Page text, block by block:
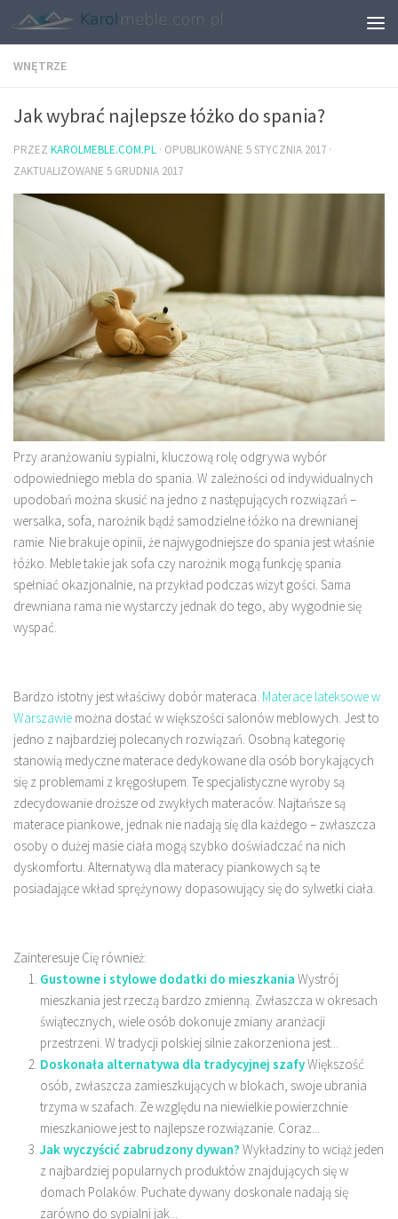
WNĘTRZE
Jak wybrać najlepsze łóżko do spania?
PRZEZ KAROLMEBLE.COM.PL · OPUBLIKOWANE 5 STYCZNIA 2017 ·
ZAKTUALIZOWANE 5 GRUDNIA 2017
Przy aranżowaniu sypialni, kluczową rolę odgrywa wybór
odpowiedniego mebla do spania. W zależności od indywidualnych
upodobań można skusić na jedno z następujących rozwiązań –
wersalka, sofa, narożnik bądź samodzielne łóżko na drewnianej
ramie. Nie brakuje opinii, że najwygodniejsze do spania jest właśnie
łóżko. Meble takie jak sofa czy narożnik mogą funkcję spania
spełniać okazjonalnie, na przykład podczas wizyt gości. Sama
drewniana rama nie wystarczy jednak do tego, aby wygodnie się
wyspać.
Bardzo istotny jest właściwy dobór materaca. Materace lateksowe w
Warszawie można dostać w większości salonów meblowych. Jest to
jedno z najbardziej polecanych rozwiązań. Osobną kategorię
stanowią medyczne materace dedykowane dla osób borykających
się z problemami z kręgosłupem. Te specjalistyczne wyroby są
zdecydowanie droższe od zwykłych materaców. Najtańsze są
materace piankowe, jednak nie nadają się dla każdego – zwłaszcza
osoby o dużej masie ciała mogą szybko doświadczać na nich
dyskomfortu. Alternatywą dla materacy piankowych są te
posiadające wkład sprężynowy dopasowujący się do sylwetki ciała.
Zainteresuje Cię również:
Gustowne i stylowe dodatki do mieszkania Wystrój
mieszkania jest rzeczą bardzo zmienną. Zwłaszcza w okresach
świątecznych, wiele osób dokonuje zmiany aranżacji
przestrzeni. W tradycji polskiej silnie zakorzeniona jest...
Doskonała alternatywa dla tradycyjnej szafyWiększość
osób, zwłaszcza zamieszkujących w blokach, swoje ubrania
trzyma w szafach. Ze względu na niewielkie powierzchnie
mieszkaniowe jest to najlepsze rozwiązanie. Coraz...
Jak wyczyścić zabrudzony dywan? Wykładziny to wciąż jeden
z najbardziej popularnych produktów znajdujących się w
domach Polaków. Puchate dywany doskonale nadają się
zarówno do sypialni jak...